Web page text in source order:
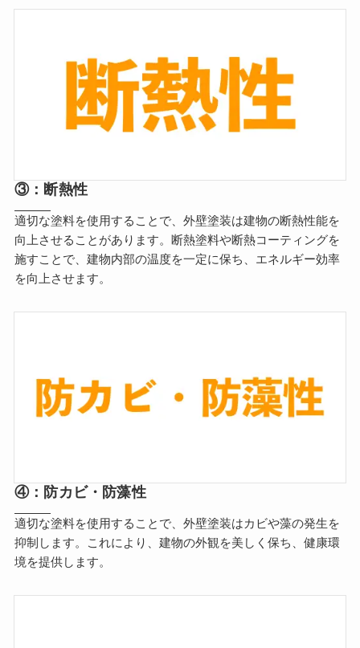
③：断熱性
適切な塗料を使用することで、外壁塗装は建物の断熱性能を
向上させることがあります。断熱塗料や断熱コーティングを
施すことで、建物内部の温度を一定に保ち、エネルギー効率
を向上させます。
④：防カビ・防藻性
適切な塗料を使用することで、外壁塗装はカビや藻の発生を
抑制します。これにより、建物の外観を美しく保ち、健康環
境を提供します。